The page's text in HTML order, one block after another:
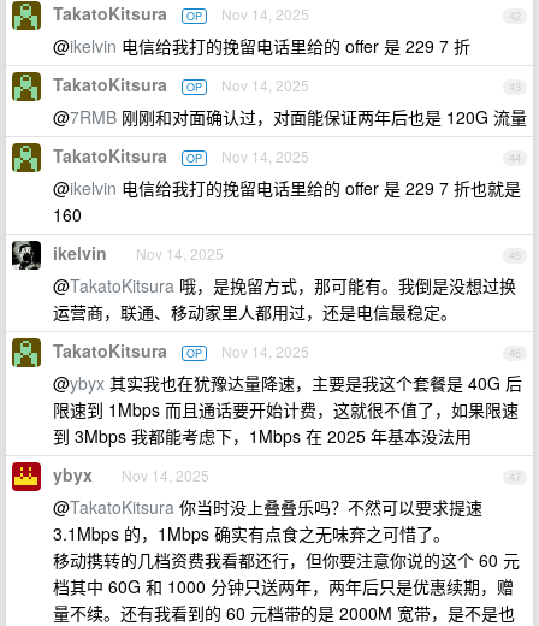
42
TakatoKitsura OP Nov 14, 2025
@ikelvin 电信给我打的挽留电话里给的 offer 是 229 7 折
43
TakatoKitsura OP Nov 14, 2025
@7RMB 刚刚和对面确认过，对面能保证两年后也是 120G 流量
44
TakatoKitsura OP Nov 14, 2025
@ikelvin 电信给我打的挽留电话里给的 offer 是 229 7 折也就是
160
45
ikelvin Nov 14, 2025
@TakatoKitsura 哦，是挽留方式，那可能有。我倒是没想过换
运营商，联通、移动家里人都用过，还是电信最稳定。
46
TakatoKitsura OP Nov 14, 2025
@ybyx 其实我也在犹豫达量降速，主要是我这个套餐是 40G 后
限速到 1Mbps 而且通话要开始计费，这就很不值了，如果限速
到 3Mbps 我都能考虑下，1Mbps 在 2025 年基本没法用
47
ybyx Nov 14, 2025
@TakatoKitsura 你当时没上叠叠乐吗？不然可以要求提速
3.1Mbps 的，1Mbps 确实有点食之无味弃之可惜了。
移动携转的几档资费我看都还行，但你要注意你说的这个 60 元
档其中 60G 和 1000 分钟只送两年，两年后只是优惠续期，赠
量不续。还有我看到的 60 元档带的是 2000M 宽带，是不是也